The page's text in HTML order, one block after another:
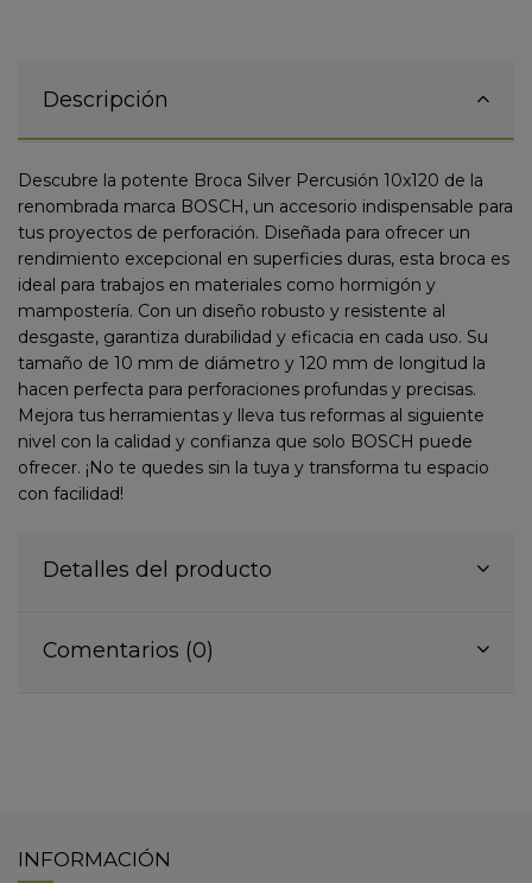
Descripción
Descubre la potente Broca Silver Percusión 10x120 de la
renombrada marca BOSCH, un accesorio indispensable para
tus proyectos de perforación. Diseñada para ofrecer un
rendimiento excepcional en superficies duras, esta broca es
ideal para trabajos en materiales como hormigón y
mampostería. Con un diseño robusto y resistente al
desgaste, garantiza durabilidad y eficacia en cada uso. Su
tamaño de 10 mm de diámetro y 120 mm de longitud la
hacen perfecta para perforaciones profundas y precisas.
Mejora tus herramientas y lleva tus reformas al siguiente
nivel con la calidad y confianza que solo BOSCH puede
ofrecer. ¡No te quedes sin la tuya y transforma tu espacio
con facilidad!
Detalles del producto
Comentarios (0)
INFORMACIÓN